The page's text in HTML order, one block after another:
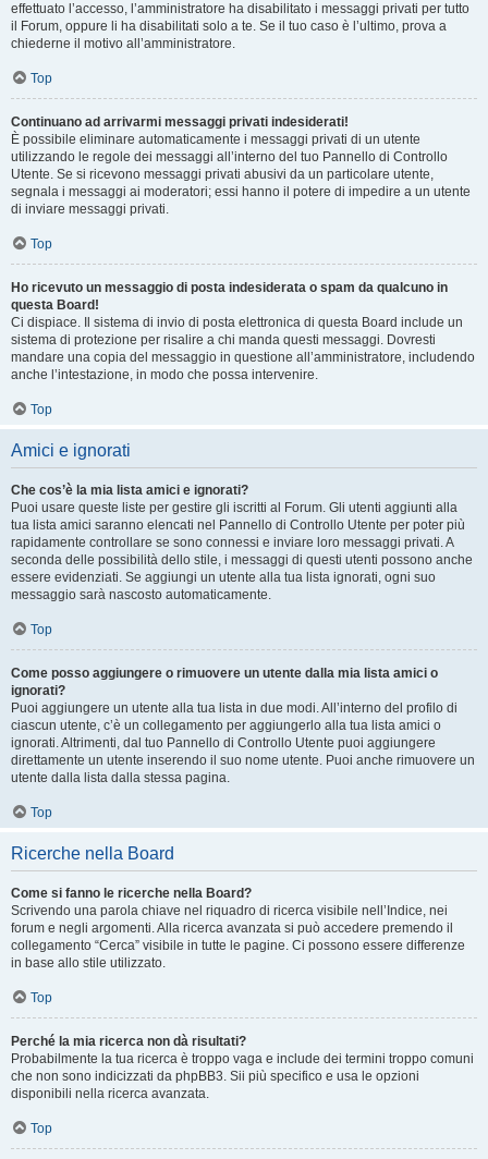
effettuato l’accesso, l’amministratore ha disabilitato i messaggi privati per tutto
il Forum, oppure li ha disabilitati solo a te. Se il tuo caso è l’ultimo, prova a
chiederne il motivo all’amministratore.
Top
Continuano ad arrivarmi messaggi privati indesiderati!
È possibile eliminare automaticamente i messaggi privati ​​di un utente
utilizzando le regole dei messaggi all’interno del tuo Pannello di Controllo
Utente. Se si ricevono messaggi privati ​​abusivi da un particolare utente,
segnala i messaggi ai moderatori; essi hanno il potere di impedire a un utente
di inviare messaggi privati​​.
Top
Ho ricevuto un messaggio di posta indesiderata o spam da qualcuno in
questa Board!
Ci dispiace. Il sistema di invio di posta elettronica di questa Board include un
sistema di protezione per risalire a chi manda questi messaggi. Dovresti
mandare una copia del messaggio in questione all’amministratore, includendo
anche l’intestazione, in modo che possa intervenire.
Top
Amici e ignorati
Che cos’è la mia lista amici e ignorati?
Puoi usare queste liste per gestire gli iscritti al Forum. Gli utenti aggiunti alla
tua lista amici saranno elencati nel Pannello di Controllo Utente per poter più
rapidamente controllare se sono connessi e inviare loro messaggi privati. A
seconda delle possibilità dello stile, i messaggi di questi utenti possono anche
essere evidenziati. Se aggiungi un utente alla tua lista ignorati, ogni suo
messaggio sarà nascosto automaticamente.
Top
Come posso aggiungere o rimuovere un utente dalla mia lista amici o
ignorati?
Puoi aggiungere un utente alla tua lista in due modi. All’interno del profilo di
ciascun utente, c’è un collegamento per aggiungerlo alla tua lista amici o
ignorati. Altrimenti, dal tuo Pannello di Controllo Utente puoi aggiungere
direttamente un utente inserendo il suo nome utente. Puoi anche rimuovere un
utente dalla lista dalla stessa pagina.
Top
Ricerche nella Board
Come si fanno le ricerche nella Board?
Scrivendo una parola chiave nel riquadro di ricerca visibile nell’Indice, nei
forum e negli argomenti. Alla ricerca avanzata si può accedere premendo il
collegamento “Cerca” visibile in tutte le pagine. Ci possono essere differenze
in base allo stile utilizzato.
Top
Perché la mia ricerca non dà risultati?
Probabilmente la tua ricerca è troppo vaga e include dei termini troppo comuni
che non sono indicizzati da phpBB3. Sii più specifico e usa le opzioni
disponibili nella ricerca avanzata.
Top